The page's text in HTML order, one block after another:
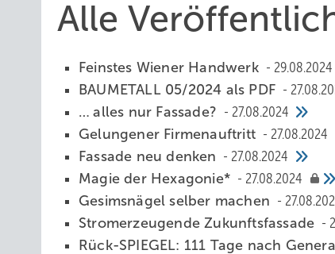
Alle
Feinstes Wiener Handwerk
29.08.2024
BAUMETALL 05/2024 als PDF
… al les nur Fassade?
27.08.2024
Gelungener Firmenauftritt
27.08.2024
Fassade neu den ken
27.08.2024
Magie der Hexagonie*
27.08.2024
Gesimsnägel selber machen
Stromerzeugende Zukunftsfassade
Rück-SPIEGEL: 111 Tage nach